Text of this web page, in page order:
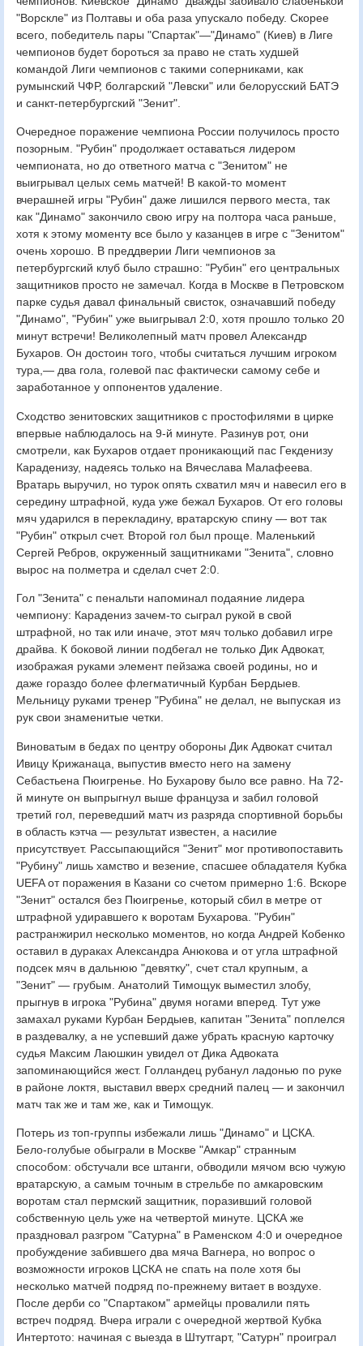
"Ворскле" из Полтавы и оба раза упускало победу. Скорее
всего, победитель пары "Спартак"—"Динамо" (Киев) в Лиге
чемпионов будет бороться за право не стать худшей
командой Лиги чемпионов с такими соперниками, как
румынский ЧФР, болгарский "Левски" или белорусский БАТЭ
и санкт-петербургский "Зенит".
Очередное поражение чемпиона России получилось просто
позорным. "Рубин" продолжает оставаться лидером
чемпионата, но до ответного матча с "Зенитом" не
выигрывал целых семь матчей! В какой-то момент
вчерашней игры "Рубин" даже лишился первого места, так
как "Динамо" закончило свою игру на полтора часа раньше,
хотя к этому моменту все было у казанцев в игре с "Зенитом"
очень хорошо. В преддверии Лиги чемпионов за
петербургский клуб было страшно: "Рубин" его центральных
защитников просто не замечал. Когда в Москве в Петровском
парке судья давал финальный свисток, означавший победу
"Динамо", "Рубин" уже выигрывал 2:0, хотя прошло только 20
минут встречи! Великолепный матч провел Александр
Бухаров. Он достоин того, чтобы считаться лучшим игроком
тура,— два гола, голевой пас фактически самому себе и
заработанное у оппонентов удаление.
Сходство зенитовских защитников с простофилями в цирке
впервые наблюдалось на 9-й минуте. Разинув рот, они
смотрели, как Бухаров отдает проникающий пас Гекденизу
Караденизу, надеясь только на Вячеслава Малафеева.
Вратарь выручил, но турок опять схватил мяч и навесил его в
середину штрафной, куда уже бежал Бухаров. От его головы
мяч ударился в перекладину, вратарскую спину — вот так
"Рубин" открыл счет. Второй гол был проще. Маленький
Сергей Ребров, окруженный защитниками "Зенита", словно
вырос на полметра и сделал счет 2:0.
Гол "Зенита" с пенальти напоминал подаяние лидера
чемпиону: Карадениз зачем-то сыграл рукой в свой
штрафной, но так или иначе, этот мяч только добавил игре
драйва. К боковой линии подбегал не только Дик Адвокат,
изображая руками элемент пейзажа своей родины, но и
даже гораздо более флегматичный Курбан Бердыев.
Мельницу руками тренер "Рубина" не делал, не выпуская из
рук свои знаменитые четки.
Виноватым в бедах по центру обороны Дик Адвокат считал
Ивицу Крижанаца, выпустив вместо него на замену
Себастьена Пюигренье. Но Бухарову было все равно. На 72-
й минуте он выпрыгнул выше француза и забил головой
третий гол, переведший матч из разряда спортивной борьбы
в область кэтча — результат известен, а насилие
присутствует. Рассыпающийся "Зенит" мог противопоставить
"Рубину" лишь хамство и везение, спасшее обладателя Кубка
UEFA от поражения в Казани со счетом примерно 1:6. Вскоре
"Зенит" остался без Пюигренье, который сбил в метре от
штрафной удиравшего к воротам Бухарова. "Рубин"
растранжирил несколько моментов, но когда Андрей Кобенко
оставил в дураках Александра Анюкова и от угла штрафной
подсек мяч в дальнюю "девятку", счет стал крупным, а
"Зенит" — грубым. Анатолий Тимощук выместил злобу,
прыгнув в игрока "Рубина" двумя ногами вперед. Тут уже
замахал руками Курбан Бердыев, капитан "Зенита" поплелся
в раздевалку, а не успевший даже убрать красную карточку
судья Максим Лаюшкин увидел от Дика Адвоката
запоминающийся жест. Голландец рубанул ладонью по руке
в районе локтя, выставил вверх средний палец — и закончил
матч так же и там же, как и Тимощук.
Потерь из топ-группы избежали лишь "Динамо" и ЦСКА.
Бело-голубые обыграли в Москве "Амкар" странным
способом: обстучали все штанги, обводили мячом всю чужую
вратарскую, а самым точным в стрельбе по амкаровским
воротам стал пермский защитник, поразивший головой
собственную цель уже на четвертой минуте. ЦСКА же
праздновал разгром "Сатурна" в Раменском 4:0 и очередное
пробуждение забившего два мяча Вагнера, но вопрос о
возможности игроков ЦСКА не спать на поле хотя бы
несколько матчей подряд по-прежнему витает в воздухе.
После дерби со "Спартаком" армейцы провалили пять
встреч подряд. Вчера играли с очередной жертвой Кубка
Интертото: начиная с выезда в Штутгарт, "Сатурн" проиграл